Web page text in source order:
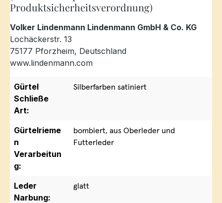
Produktsicherheitsverordnung)
Volker Lindenmann Lindenmann GmbH & Co. KG
Lochäckerstr. 13
75177 Pforzheim, Deutschland
www.lindenmann.com
Gürtel
Schließe
Art:
Silberfarben satiniert
Gürtelrieme
n
Verarbeitun
g:
bombiert, aus Oberleder und
Futterleder
Leder
Narbung:
glatt